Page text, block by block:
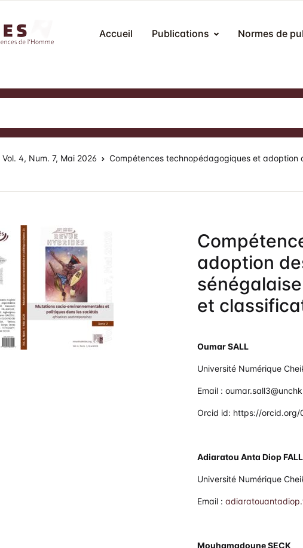
Accueil Publications Normes de
Numéros publiés
Numéros spéciaux
Actes de colloques et congrès
Sur la révue
Processus éditorial
Comité éditorial
Politique d’évaluation (peer review)
Politique de droit d’auteurs & Licence
Publication Ethics and Malpractice
Statement
Vol. 4, Num. 7, Mai 2026
Compétences technopédagogiques et adoption
adoption
et
Oumar SALL
Université Numérique
Email :
Orcid id: https://
Adiaratou Anta Diop FALL
Université Numérique
Email :
Mouhamadoune SECK